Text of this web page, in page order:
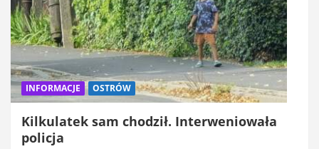
INFORMACJE OSTRÓW
Kilkulatek sam chodził. Interweniowała
policja